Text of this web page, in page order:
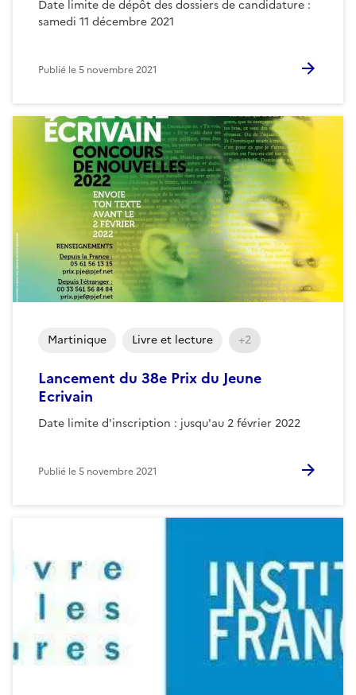
Date limite de dépôt des dossiers de candidature :
samedi 11 décembre 2021
Publié le5 novembre 2021
Lancement du 38e Prix du Jeune
Ecrivain
Date limite d'inscription : jusqu'au 2 février 2022
Martinique Livre et lecture +2
Publié le5 novembre 2021